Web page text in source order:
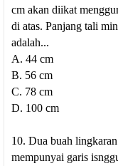
cm akan diikat
di atas. Panjang tali
adalah...
A. 44 cm
B. 56 cm
C. 78 cm
D. 100 cm
10. Dua buah
mempunyai garis